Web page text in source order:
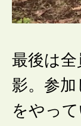
最後は
影。参
をやっ